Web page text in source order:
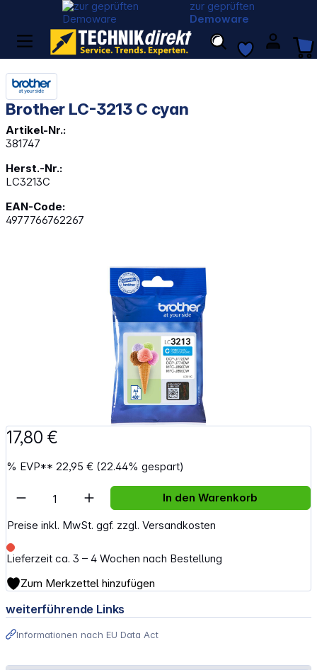
zur geprüften
Demoware
Brother LC-3213 C cyan
Artikel-Nr.:
381747
Herst.-Nr.:
LC3213C
EAN-Code:
4977766762267
Bildergalerie überspringen
17,80 €
% EVP** 22,95 € (22.44% gespart)
Preise inkl. MwSt. ggf. zzgl. Versandkosten
Lieferzeit ca. 3 – 4 Wochen nach Bestellung
Artikel Anzahl: Gib den gewünschten
In den Warenkorb
Zum Merkzettel hinzufügen
weiterführende Links
Informationen nach EU Data Act